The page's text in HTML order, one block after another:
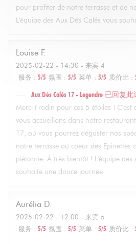
pour profiter de notre terrasse et de
L'équipe des Aux Dés Calés vous
Louise F
2025-02-22 - 14:30 - 来宾 4
服务 : 5/5 氛围 : 5/5 菜单 : 5/5 质价比 :
Aux Dés Calés 17 - Legendre 已回复此
Merci Fradin pour ces 5 étoiles ! C'est
vous accueillons dans notre
17, où vous pourrez déguster nos
notre terrasse au coeur des Epinettes
piétonne. À très bientôt ! L'équipe des
souhaite une douce journée
Aurélia D
2025-02-22 - 12:00 - 来宾 5
服务 : 5/5 氛围 : 5/5 菜单 : 5/5 质价比 :